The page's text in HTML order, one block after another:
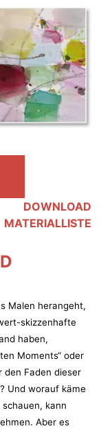
DOWNLOAD
MATERIALLISTE
Malen herangeht,
skizzenhafte
haben,
Moments“ oder
den Faden dieser
Und worauf käme
kann
Aber es